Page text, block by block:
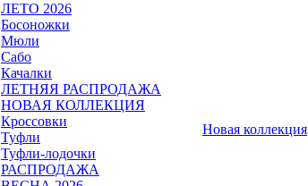
ЛЕТО 2026
Босоножки
Мюли
Сабо
Качалки
ЛЕТНЯЯ РАСПРОДАЖА
НОВАЯ КОЛЛЕКЦИЯ
Кроссовки
Туфли
Туфли-лодочки
РАСПРОДАЖА
Новая коллекция